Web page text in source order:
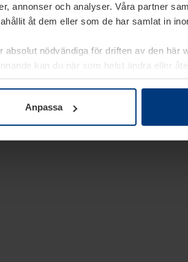
annonser och analyser. Våra partner
åt dem eller som de har samlat in
nödvändiga för driften av den här
kan du när som helst ändra eller
Anpassa